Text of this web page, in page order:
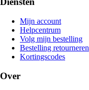
Mijn account
Helpcentrum
Volg mijn bestelling
Bestelling retourneren
Kortingscodes
Over